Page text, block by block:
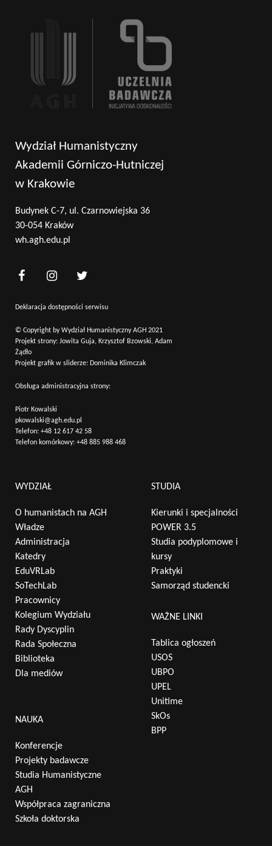
Wydział Humanistyczny
Akademii Górniczo-Hutniczej
w Krakowie
Budynek C-7, ul. Czarnowiejska 36
30-054 Kraków
wh.agh.edu.pl
Deklaracja dostępności serwisu
© Copyright by Wydział Humanistyczny AGH 2021
Projekt strony: Jowita Guja, Krzysztof Bzowski, Adam
Żądło
Projekt grafik w sliderze: Dominika Klimczak
Obsługa administracyjna strony:
Piotr Kowalski
pkowalski@agh.edu.pl
Telefon: +48 12 617 42 58
Telefon komórkowy: +48 885 988 468
WYDZIAŁ
O humanistach na AGH
Władze
Administracja
Katedry
EduVRLab
SoTechLab
Pracownicy
Kolegium Wydziału
Rady Dyscyplin
Rada Społeczna
Biblioteka
Dla mediów
NAUKA
Konferencje
Projekty badawcze
Studia Humanistyczne
AGH
Współpraca zagraniczna
Szkoła doktorska
STUDIA
Kierunki i specjalności
POWER 3.5
Studia podyplomowe i
kursy
Praktyki
Samorząd studencki
WAŻNE LINKI
Tablica ogłoszeń
USOS
UBPO
UPEL
Unitime
SkOs
BPP